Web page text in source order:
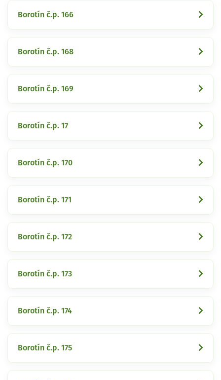
Borotín č.p. 166
Borotín č.p. 168
Borotín č.p. 169
Borotín č.p. 17
Borotín č.p. 170
Borotín č.p. 171
Borotín č.p. 172
Borotín č.p. 173
Borotín č.p. 174
Borotín č.p. 175